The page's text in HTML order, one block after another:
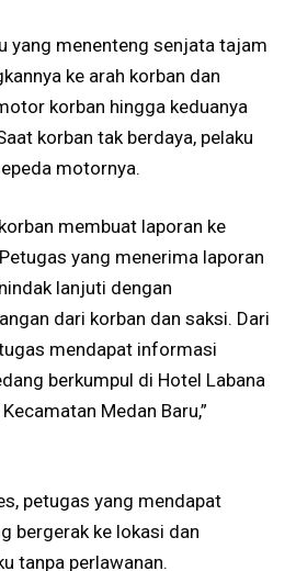
yang menenteng senjata tajam
ke arah korban dan
korban hingga keduanya
korban tak berdaya, pelaku
motornya.
membuat laporan ke
yang menerima laporan
lanjuti dengan
dari korban dan saksi. Dari
mendapat informasi
berkumpul di Hotel Labana
Medan Baru,”
petugas yang mendapat
bergerak ke lokasi dan
tanpa perlawanan.